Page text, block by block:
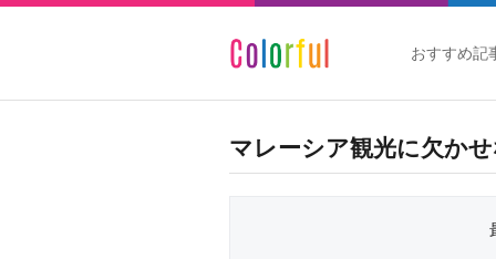
おすすめ記
マレーシア観光に欠か